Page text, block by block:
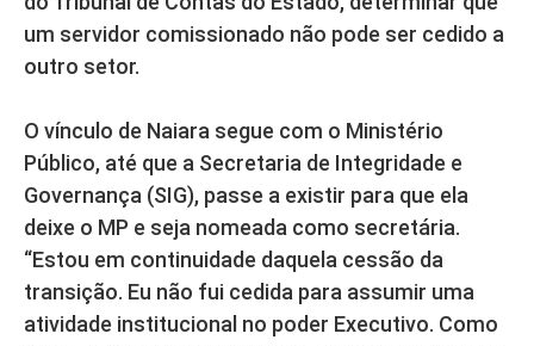
um servidor comissionado não pode ser cedido a
outro setor.
O vínculo de Naiara segue com o Ministério
Público, até que a Secretaria de Integridade e
Governança (SIG), passe a existir para que ela
deixe o MP e seja nomeada como secretária.
“Estou em continuidade daquela cessão da
transição. Eu não fui cedida para assumir uma
atividade institucional no poder Executivo. Como